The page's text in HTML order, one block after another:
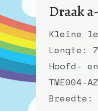
Draak
Kleine
Lengte:
Hoofd-
TME004-
Breedte: